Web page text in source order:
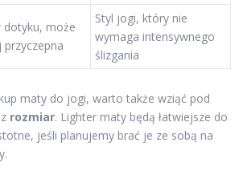
dotyku, może
przyczepna
Styl jogi, który nie
wymaga intensywnego
ślizgania
maty do jogi, warto także wziąć pod
rozmiar. Lighter maty będą łatwiejsze do
jeśli planujemy brać je ze sobą na